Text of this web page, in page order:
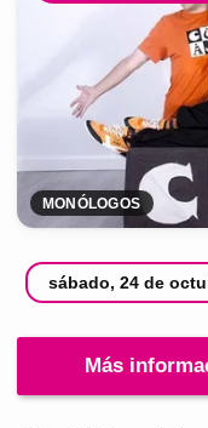
MONÓLOGOS
sábado, 24 de
Más